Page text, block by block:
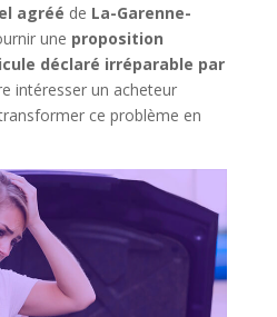
agréé de La-Garenne-
une proposition
déclaré irréparable par
intéresser un acheteur
ce problème en